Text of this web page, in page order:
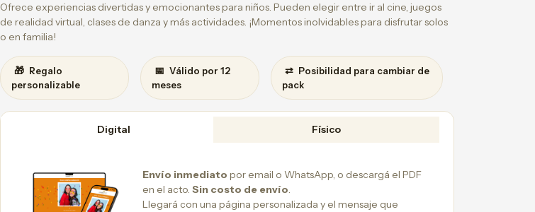
Ofrece experiencias divertidas y emocionantes para niños. Pueden elegir entre ir al cine, juegos
de realidad virtual, clases de danza y más actividades. ¡Momentos inolvidables para disfrutar solos
o en familia!
🎁 Regalo
personalizable
📅 Válido por 12
meses
⇄ Posibilidad para cambiar de
pack
Digital Físico
Envío inmediato por email o WhatsApp, o descargá el PDF
en el acto. Sin costo de envío
Llegará con una página personalizada y el mensaje que